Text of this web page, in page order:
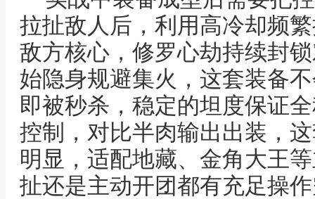
拉扯敌人后，利用高冷却频
敌方核心，修罗心劫持续封
始隐身规避集火，这套装备
即被秒杀，稳定的坦度保证
控制，对比半肉输出出装，
明显，适配地藏、金角大王
扯还是主动开团都有充足操